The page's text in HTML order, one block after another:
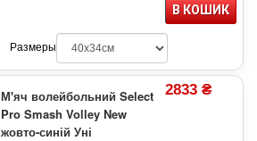
В КОШИК
Размеры
М'яч волейбольний Select
Pro Smash Volley New
жовто-синій Уні
2833 ₴